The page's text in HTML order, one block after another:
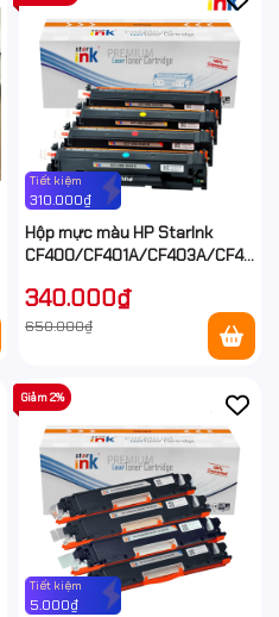
Tiết kiệm
310.000₫
Hộp mực màu HP StarInk
CF400/CF401A/CF403A/CF404A
340.000₫
650.000₫
Tiết kiệm
5.000₫
Giảm 2%